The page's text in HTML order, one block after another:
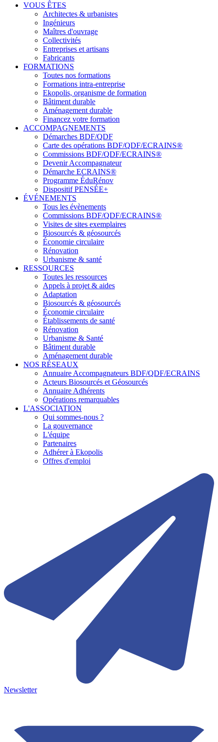
VOUS ÊTES
Architectes & urbanistes
Ingénieurs
Maîtres d'ouvrage
Collectivités
Entreprises et artisans
Fabricants
FORMATIONS
Toutes nos formations
Formations intra-entreprise
Ekopolis, organisme de formation
Bâtiment durable
Aménagement durable
Financez votre formation
ACCOMPAGNEMENTS
Démarches BDF/QDF
Carte des opérations BDF/QDF/ECRAINS®
Commissions BDF/QDF/ECRAINS®
Devenir Accompagnateur
Démarche ECRAINS®
Programme ÉduRénov
Dispositif PENSÉE+
ÉVÉNEMENTS
Tous les évènements
Commissions BDF/QDF/ECRAINS®
Visites de sites exemplaires
Biosourcés & géosourcés
Économie circulaire
Rénovation
Urbanisme & santé
RESSOURCES
Toutes les ressources
Appels à projet & aides
Adaptation
Biosourcés & géosourcés
Économie circulaire
Établissements de santé
Rénovation
Urbanisme & Santé
Bâtiment durable
Aménagement durable
NOS RÉSEAUX
Annuaire Accompagnateurs BDF/QDF/ECRAINS
Acteurs Biosourcés et Géosourcés
Annuaire Adhérents
Opérations remarquables
L'ASSOCIATION
Qui sommes-nous ?
La gouvernance
L'équipe
Partenaires
Adhérer à Ekopolis
Offres d'emploi
Newsletter